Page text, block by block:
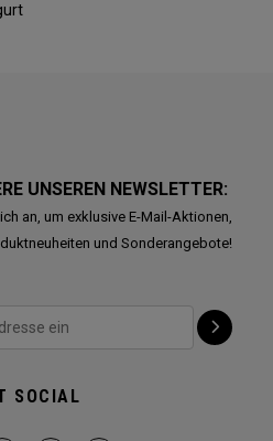
UNSEREN NEWSLETTER:
an, um exklusive E-Mail-Aktionen,
und Sonderangebote!
SOCIAL